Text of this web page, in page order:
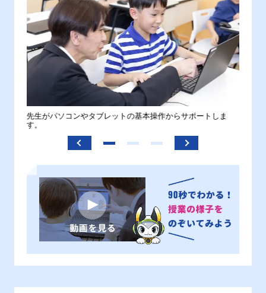
先生がパソコンやタブレットの基本操作からサポートしま
す。